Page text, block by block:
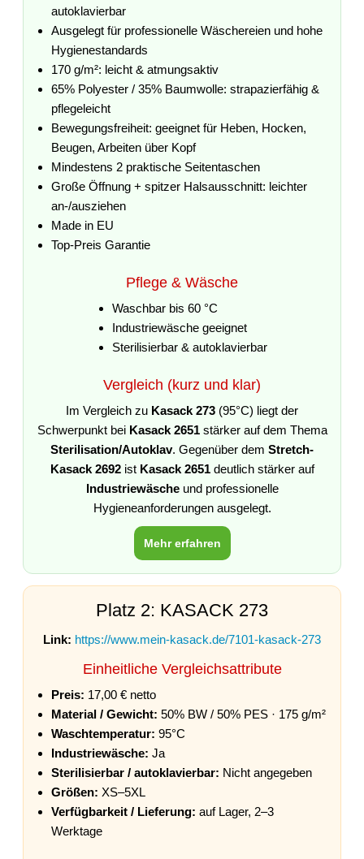
autoklavierbar
Ausgelegt für professionelle Wäschereien und hohe
Hygienestandards
170 g/m²: leicht & atmungsaktiv
65% Polyester / 35% Baumwolle: strapazierfähig &
pflegeleicht
Bewegungsfreiheit: geeignet für Heben, Hocken,
Beugen, Arbeiten über Kopf
Mindestens 2 praktische Seitentaschen
Große Öffnung + spitzer Halsausschnitt: leichter
an-/ausziehen
Made in EU
Top-Preis Garantie
Pflege & Wäsche
Waschbar bis 60 °C
Industriewäsche geeignet
Sterilisierbar & autoklavierbar
Vergleich (kurz und klar)
Im Vergleich zu Kasack 273 (95°C) liegt der
Schwerpunkt bei Kasack 2651stärker auf dem Thema
Sterilisation/Autoklav. Gegenüber dem Stretch-
Kasack 2692ist Kasack 2651deutlich stärker auf
Industriewäscheund professionelle
Hygieneanforderungen ausgelegt.
Mehr erfahren
Platz 2: KASACK 273
Link: https://www.mein-kasack.de/7101-kasack-273
Einheitliche Vergleichsattribute
Preis: 17,00 € netto
Material / Gewicht: 50% BW / 50% PES · 175 g/m²
Waschtemperatur: 95°C
Industriewäsche: Ja
Sterilisierbar / autoklavierbar: Nicht angegeben
Größen: XS–5XL
Verfügbarkeit / Lieferung: auf Lager, 2–3
Werktage